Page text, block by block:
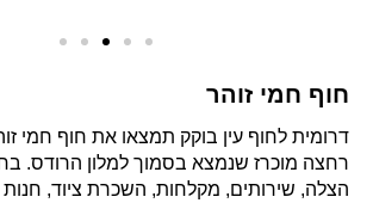
חוף חמי זוהר
דרומית לחוף עין בוקק תמצאו את חוף חמי
רחצה מוכרז שנמצא בסמוך למלון הרודס.
הצלה, שירותים, מקלחות, השכרת ציוד, חנות